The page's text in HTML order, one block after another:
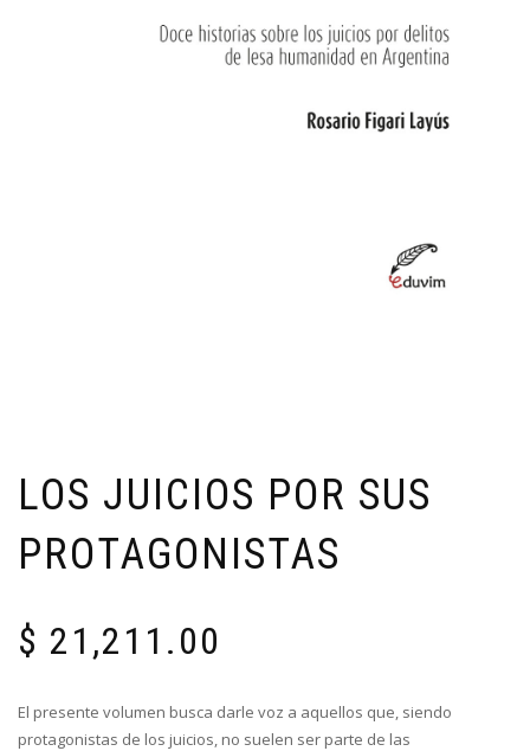
LOS JUICIOS POR SUS
PROTAGONISTAS
$ 21,211.00
El presente volumen busca darle voz a aquellos que, siendo
protagonistas de los juicios, no suelen ser parte de las